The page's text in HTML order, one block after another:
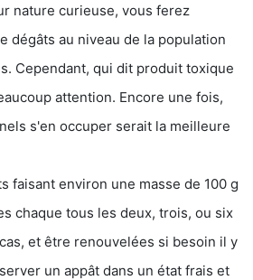
nature curieuse, vous ferez
dégâts au niveau de la population
Cependant, qui dit produit toxique
attention. Encore une fois,
s'en occuper serait la meilleure
faisant environ une masse de 100 g
chaque tous les deux, trois, ou six
et être renouvelées si besoin il y
un appât dans un état frais et